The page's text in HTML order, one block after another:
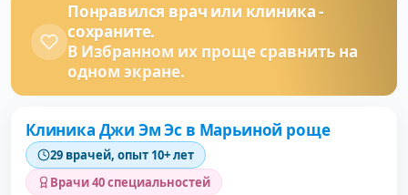
Понравился врач или клиника -
сохраните.
В Избранном их проще сравнить на
одном экране.
Клиника Джи Эм Эс в Марьиной роще
29 врачей, опыт 10+ лет
Врачи 40 специальностей